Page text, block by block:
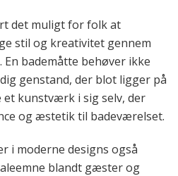
det muligt for folk at
stil og kreativitet gennem
bademåtte behøver ikke
genstand, der blot ligger på
kunstværk i sig selv, der
og æstetik til badeværelset.
i moderne designs også
blandt gæster og